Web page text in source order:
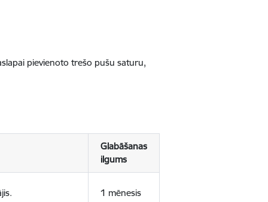
pievienoto trešo pušu saturu,
Glabāšanas
ilgums
1 mēnesis